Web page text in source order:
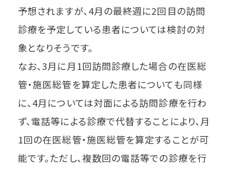
予想されますが、4月の最終週に2回目の訪問
診療を予定している患者については検討の対
象となりそうです。
なお、3月に月1回訪問診療した場合の在医総
管・施医総管を算定した患者についても同様
に、4月については対面による訪問診療を行わ
ず、電話等による診療で代替することにより、月
1回の在医総管・施医総管を算定することが可
能です。ただし、複数回の電話等での診療を行